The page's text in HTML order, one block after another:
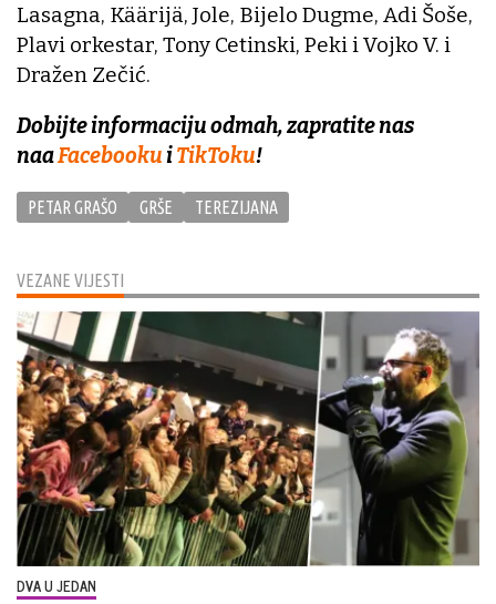
VEZANE VIJESTI
DVA U JEDAN
Lasagna, Käärijä, Jole, Bijelo Dugme, Adi Šoše,
Plavi orkestar, Tony Cetinski, Peki i Vojko V. i
Dražen Zečić.
Dobijte informaciju odmah, zapratite nas
naaFacebookuiTikToku!
PETAR GRAŠO GRŠE TEREZIJANA